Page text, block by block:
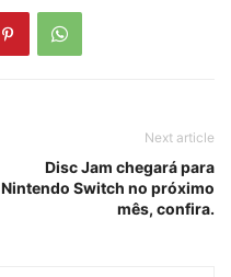
Next article
Disc Jam chegará para
Nintendo Switch no próximo
mês, confira.